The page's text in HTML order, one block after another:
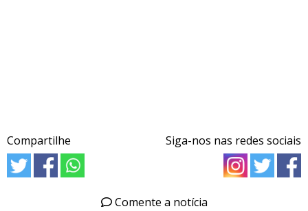
Compartilhe Siga-nos nas redes sociais
Comente a notícia